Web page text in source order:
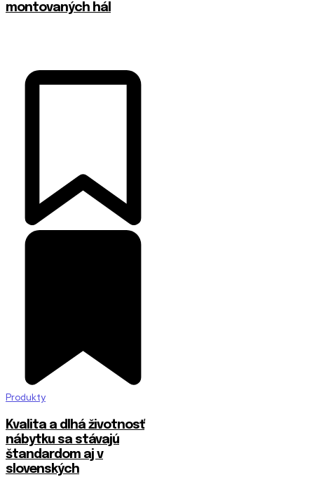
montovaných hál
Produkty
​Kvalita a dlhá životnosť
nábytku sa stávajú
štandardom aj v
slovenských